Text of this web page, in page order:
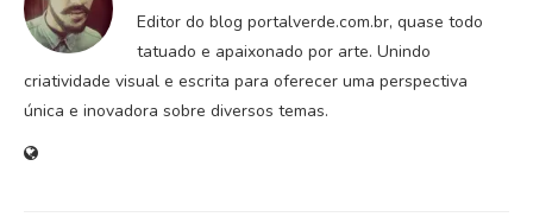
Editor do blog portalverde.com.br, quase todo
tatuado e apaixonado por arte. Unindo
criatividade visual e escrita para oferecer uma perspectiva
única e inovadora sobre diversos temas.